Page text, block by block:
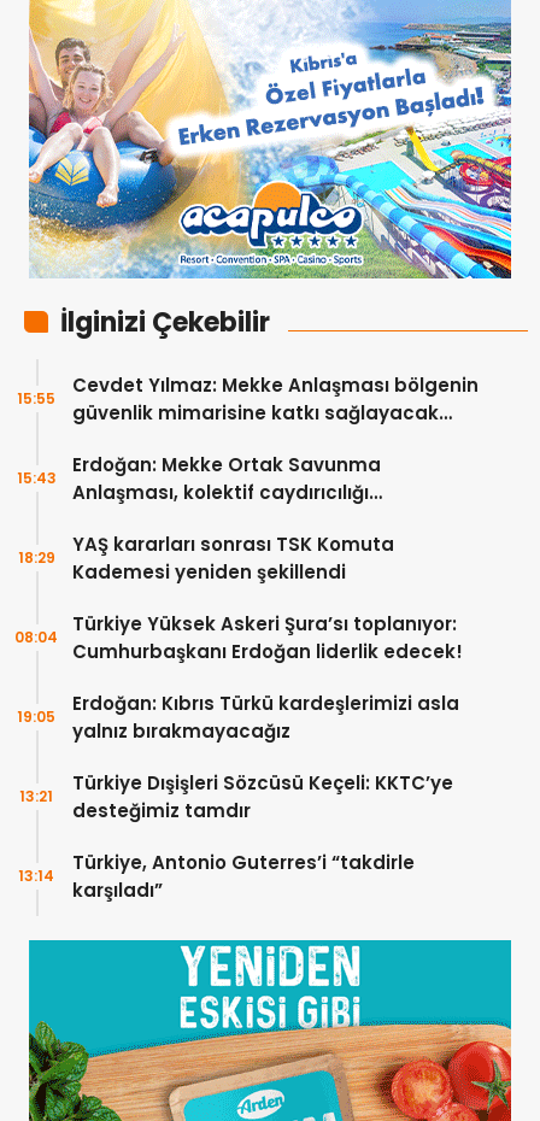
İlginizi Çekebilir
Cevdet Yılmaz: Mekke Anlaşması bölgenin
güvenlik mimarisine katkı sağlayacak
15:55
Erdoğan: Mekke Ortak Savunma
Anlaşması, kolektif caydırıcılığı
15:43
YAŞ kararları sonrası TSK Komuta
Kademesi yeniden şekillendi
18:29
Türkiye Yüksek Askeri Şura’sı toplanıyor:
Cumhurbaşkanı Erdoğan liderlik edecek!
08:04
Erdoğan: Kıbrıs Türkü kardeşlerimizi asla
yalnız bırakmayacağız
19:05
Türkiye Dışişleri Sözcüsü Keçeli: KKTC’ye
desteğimiz tamdır
13:21
Türkiye, Antonio Guterres’i “takdirle
karşıladı”
13:14